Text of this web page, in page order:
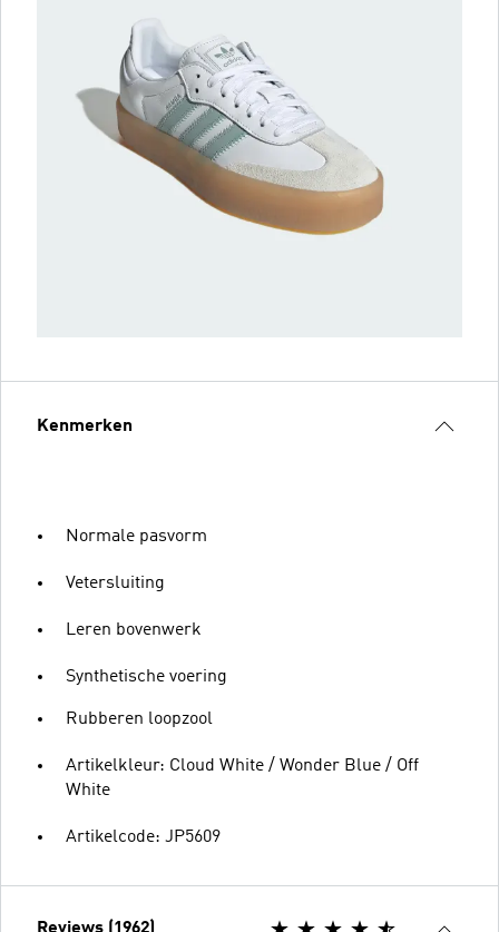
Kenmerken
Normale pasvorm
Vetersluiting
Leren bovenwerk
Synthetische voering
Rubberen loopzool
Artikelkleur: Cloud White / Wonder Blue / Off
White
Artikelcode: JP5609